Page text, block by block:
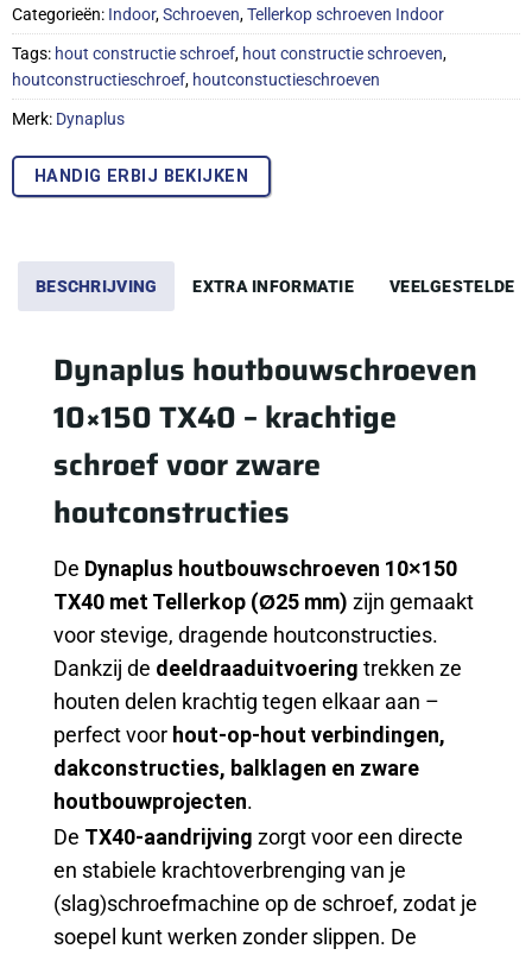
Categorieën: Indoor,Schroeven,Tellerkop schroeven Indoor
Tags: hout constructie schroef, hout constructie schroeven,
houtconstructieschroef, houtconstuctieschroeven
Merk: Dynaplus
HANDIG ERBIJ BEKIJKEN
BESCHRIJVING EXTRA INFORMATIE VEELGESTELDE
Dynaplus houtbouwschroeven
10×150 TX40 – krachtige
schroef voor zware
houtconstructies
De Dynaplus houtbouwschroeven 10×150
TX40 met Tellerkop (Ø25 mm) zijn gemaakt
voor stevige, dragende houtconstructies.
Dankzij de deeldraaduitvoering trekken ze
houten delen krachtig tegen elkaar aan –
perfect voor hout-op-hout verbindingen,
dakconstructies, balklagen en zware
houtbouwprojecten.
De TX40-aandrijving zorgt voor een directe
en stabiele krachtoverbrenging van je
(slag)schroefmachine op de schroef, zodat je
soepel kunt werken zonder slippen. De